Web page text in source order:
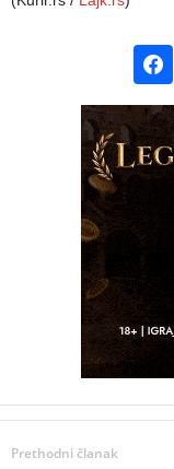
Prethodni članak